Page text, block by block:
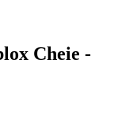
Cheie -